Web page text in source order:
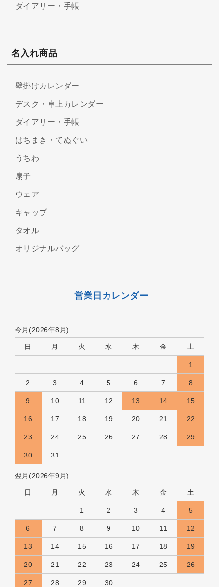
ダイアリー・手帳
名入れ商品
壁掛けカレンダー
デスク・卓上カレンダー
ダイアリー・手帳
はちまき・てぬぐい
うちわ
扇子
ウェア
キャップ
タオル
オリジナルバッグ
営業日カレンダー
今月(2026年8月)
日 月 火 水 木 金 土
1
2 3 4 5 6 7 8
9 10 11 12 13 14 15
16 17 18 19 20 21 22
23 24 25 26 27 28 29
30 31
翌月(2026年9月)
日 月 火 水 木 金 土
1 2 3 4 5
6 7 8 9 10 11 12
13 14 15 16 17 18 19
20 21 22 23 24 25 26
27 28 29 30